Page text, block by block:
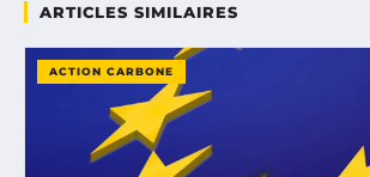
ARTICLES SIMILAIRES
ACTION CARBONE